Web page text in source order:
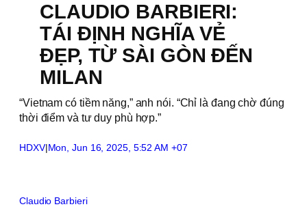
CLAUDIO BARBIERI:
TÁI ĐỊNH NGHĨA VẺ
ĐẸP, TỪ SÀI GÒN ĐẾN
MILAN
“Vietnam có tiềm năng,” anh nói. “Chỉ là đang chờ đúng
thời điểm và tư duy phù hợp.”
HDXV|Mon, Jun 16, 2025, 5:52 AM +07
Claudio Barbieri